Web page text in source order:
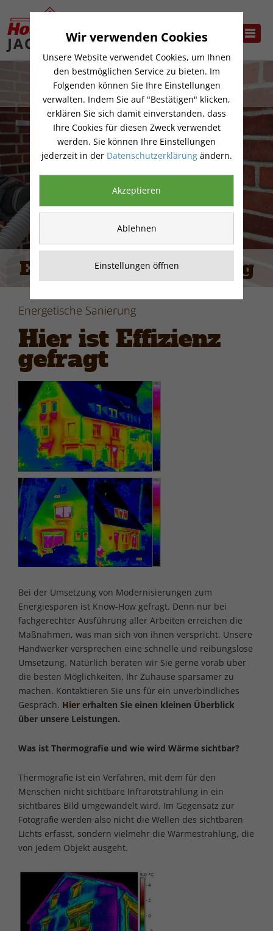
Energetische Sanierung
Energetische Sanierung
Hier ist Effizienz
gefragt
Bei der Umsetzung von Modernisierungen zum
Energiesparen ist Know-How gefragt. Denn nur bei
fachgerechter Ausführung aller Arbeiten erreichen die
Maßnahmen, was man sich von ihnen verspricht. Unsere
Handwerker versprechen eine schnelle und reibungslose
Umsetzung. Natürlich beraten wir Sie gerne vorab über
die besten Möglichkeiten, Ihr Zuhause sparsamer zu
machen. Kontaktieren Sie uns für ein unverbindliches
Gespräch. Hier erhalten Sie einen kleinen Überblick
über unsere Leistungen.
Was ist Thermografie und wie wird Wärme sichtbar?
Thermografie ist ein Verfahren, mit dem für den
Menschen nicht sichtbare Infrarotstrahlung in ein
sichtbares Bild umgewandelt wird. Im Gegensatz zur
Fotografie werden also nicht die Wellen des sichtbaren
Lichts erfasst, sondern vielmehr die Wärmestrahlung, die
von jedem Objekt ausgeht.
Wir verwenden Cookies
Unsere Website verwendet Cookies, um Ihnen
den bestmöglichen Service zu bieten. Im
Folgenden können Sie Ihre Einstellungen
verwalten. Indem Sie auf "Bestätigen" klicken,
erklären Sie sich damit einverstanden, dass
Ihre Cookies für diesen Zweck verwendet
werden. Sie können Ihre Einstellungen
jederzeit in der Datenschutzerklärungändern.
Akzeptieren
Ablehnen
Einstellungen öffnen